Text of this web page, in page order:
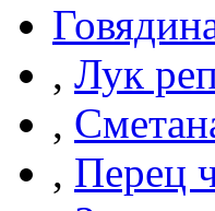
, Лук
,
, Перец